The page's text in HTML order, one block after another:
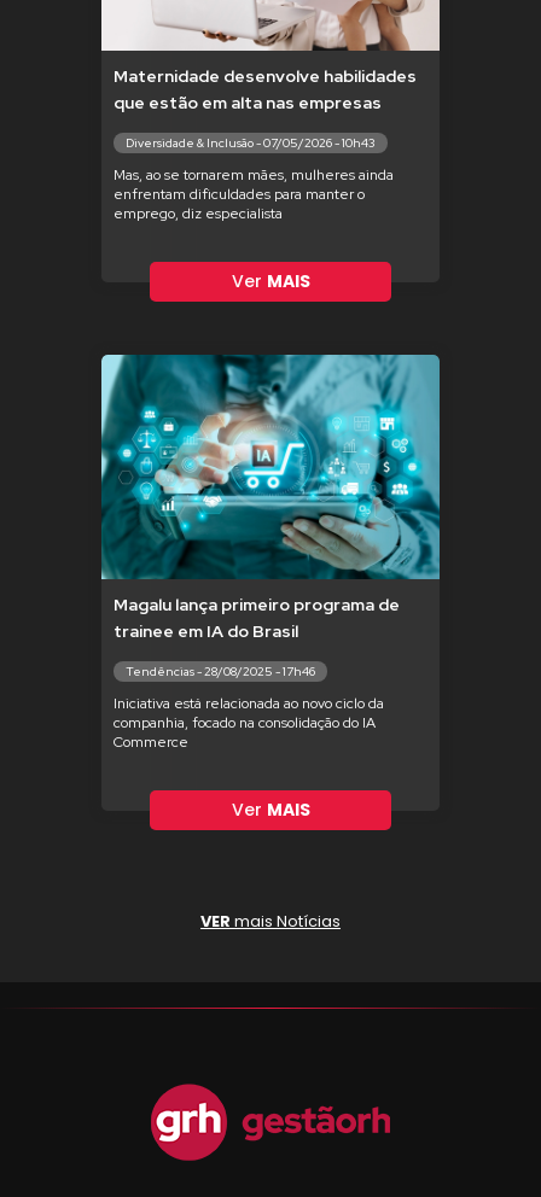
Maternidade desenvolve habilidades
que estão em alta nas empresas
Diversidade & Inclusão - 07/05/2026 - 10h43
Mas, ao se tornarem mães, mulheres ainda
enfrentam dificuldades para manter o
emprego, diz especialista
Ver MAIS
Magalu lança primeiro programa de
trainee em IA do Brasil
Tendências - 28/08/2025 - 17h46
Iniciativa está relacionada ao novo ciclo da
companhia, focado na consolidação do IA
Commerce
Ver MAIS
VER mais Notícias